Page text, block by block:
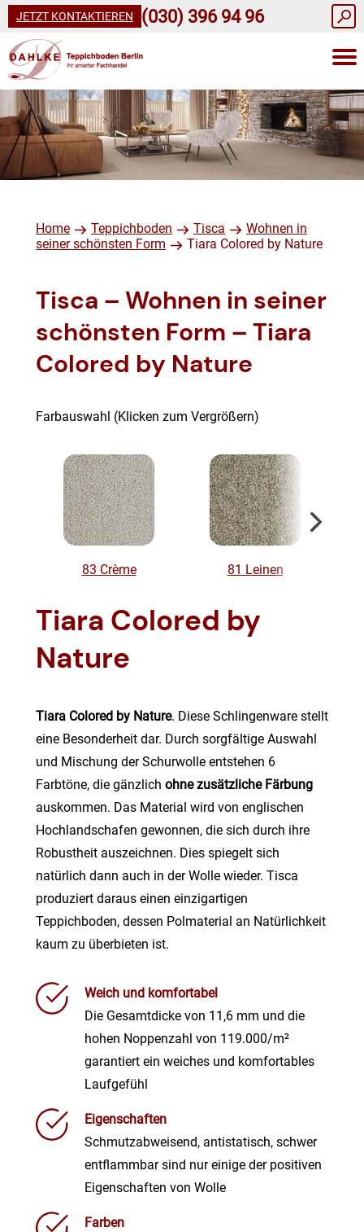
JETZT KONTAKTIEREN (030) 396 94 96
Home Teppichboden Tisca
Wohnen in
seiner schönsten Form
Tiara Colored by Nature
Tisca – Wohnen in seiner
schönsten Form – Tiara
Colored by Nature
Farbauswahl (Klicken zum Vergrößern)
83 Crème 81 Leinen
Tiara Colored by
Nature
Tiara Colored by Nature. Diese Schlingenware stellt
eine Besonderheit dar. Durch sorgfältige Auswahl
und Mischung der Schurwolle entstehen 6
Farbtöne, die gänzlich ohne zusätzliche Färbung
auskommen. Das Material wird von englischen
Hochlandschafen gewonnen, die sich durch ihre
Robustheit auszeichnen. Dies spiegelt sich
natürlich dann auch in der Wolle wieder. Tisca
produziert daraus einen einzigartigen
Teppichboden, dessen Polmaterial an Natürlichkeit
kaum zu überbieten ist.
Weich und komfortabel
Die Gesamtdicke von 11,6 mm und die
hohen Noppenzahl von 119.000/m²
garantiert ein weiches und komfortables
Laufgefühl
Eigenschaften
Schmutzabweisend, antistatisch, schwer
entflammbar sind nur einige der positiven
Eigenschaften von Wolle
Farben